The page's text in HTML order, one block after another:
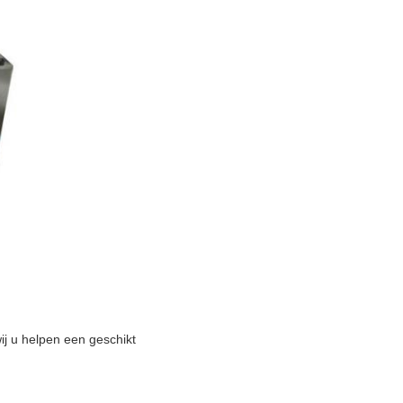
u helpen een geschikt